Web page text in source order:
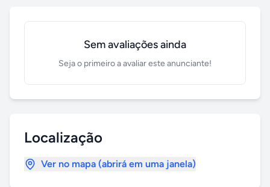
Sem avaliações ainda
Seja o primeiro a avaliar este anunciante!
Localização
Ver no mapa (abrirá em uma janela)